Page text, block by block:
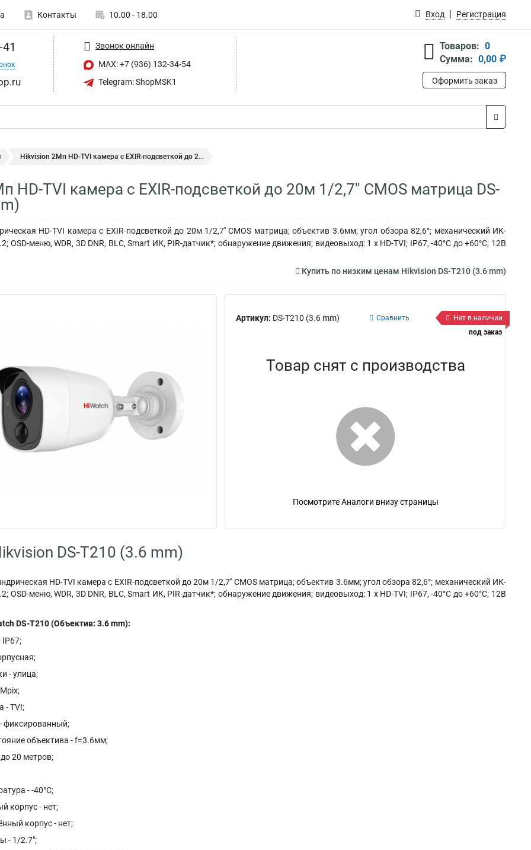
Контакты 10.00 - 18.00 Вход Регистрация
Звонок онлайн
MAX: +7 (936) 132-34-54
Telegram: ShopMSK1
Товаров: 0
Сумма: 0,00 ₽
Оформить заказ
Hikvision 2Мп HD-TVI камера с EXIR-подсветкой до 2...
HD-TVI камера с EXIR-подсветкой до 20м 1/2,7'' CMOS матрица DS-
HD-TVI камера с EXIR-подсветкой до 20м 1/2,7'' CMOS матрица; объектив 3.6мм; угол обзора 82,6°; механический ИК-
OSD-меню, WDR, 3D DNR, BLC, Smart ИК, PIR-датчик*; обнаружение движения; видеовыход: 1 х HD-TVI; IP67, -40°С до +60°С; 12В
Купить по низким ценам Hikvision DS-T210 (3.6 mm)
Артикул: DS-T210 (3.6 mm) Сравнить
Нет в наличии
под заказ
Товар снят с производства
Посмотрите Аналоги внизу страницы
DS-T210 (3.6 mm)
HD-TVI камера с EXIR-подсветкой до 20м 1/2,7'' CMOS матрица; объектив 3.6мм; угол обзора 82,6°; механический ИК-
OSD-меню, WDR, 3D DNR, BLC, Smart ИК, PIR-датчик*; обнаружение движения; видеовыход: 1 х HD-TVI; IP67, -40°С до +60°С; 12В
DS-T210 (Объектив: 3.6 mm):
- улица;
- TVI;
фиксированный;
объектива - f=3.6мм;
20 метров;
- -40°С;
корпус - нет;
корпус - нет;
- 1/2.7";